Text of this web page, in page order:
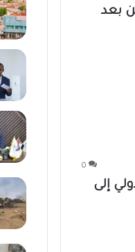
بعد
0
إلى